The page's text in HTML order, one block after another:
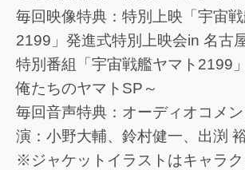
毎回映像特典：特別上映「宇宙戦
2199」発進式特別上映会in 名古
特別番組「宇宙戦艦ヤマト2199
俺たちのヤマトSP～
毎回音声特典：オーディオコメ
演：小野大輔、鈴村健一、出渕 裕
※ジャケットイラストはキャラ